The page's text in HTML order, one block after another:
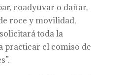
coadyuvar o dañar,
roce y movilidad,
toda la
practicar el comiso de